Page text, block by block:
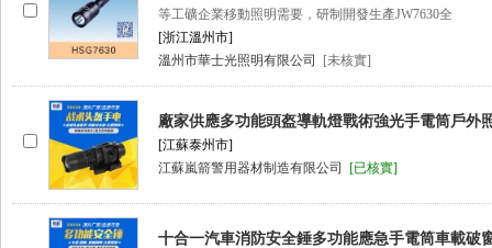
等工礦企業移動照明需要，研制開發生產JW7630全
[浙江溫州市]
溫州市華士光照明有限公司
[未核實]
廠家供應多功能頭盔導軌燈戰術強光手電筒戶外
[江蘇泰州市]
江蘇嵐箭警用器材制造有限公司
[已核實]
十合一汽車消防安全錘多功能應急手電筒車載破